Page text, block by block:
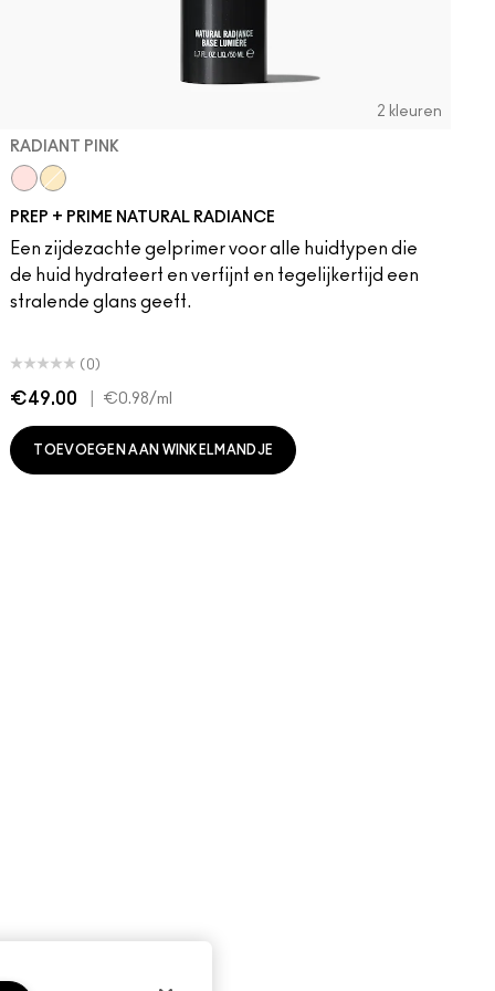
2 kleuren
RADIANT PINK
PREP + PRIME NATURAL RADIANCE
Een zijdezachte gelprimer voor alle huidtypen die
de huid hydrateert en verfijnt en tegelijkertijd een
stralende glans geeft.
(0)
€49.00 €0.98/ml
TOEVOEGEN AAN WINKELMANDJE